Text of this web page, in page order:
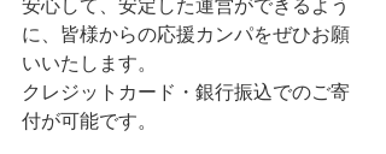
に、 皆様からの応援カンパをぜひお願
いいたします。
クレジットカード・銀行振込でのご寄
付が可能です